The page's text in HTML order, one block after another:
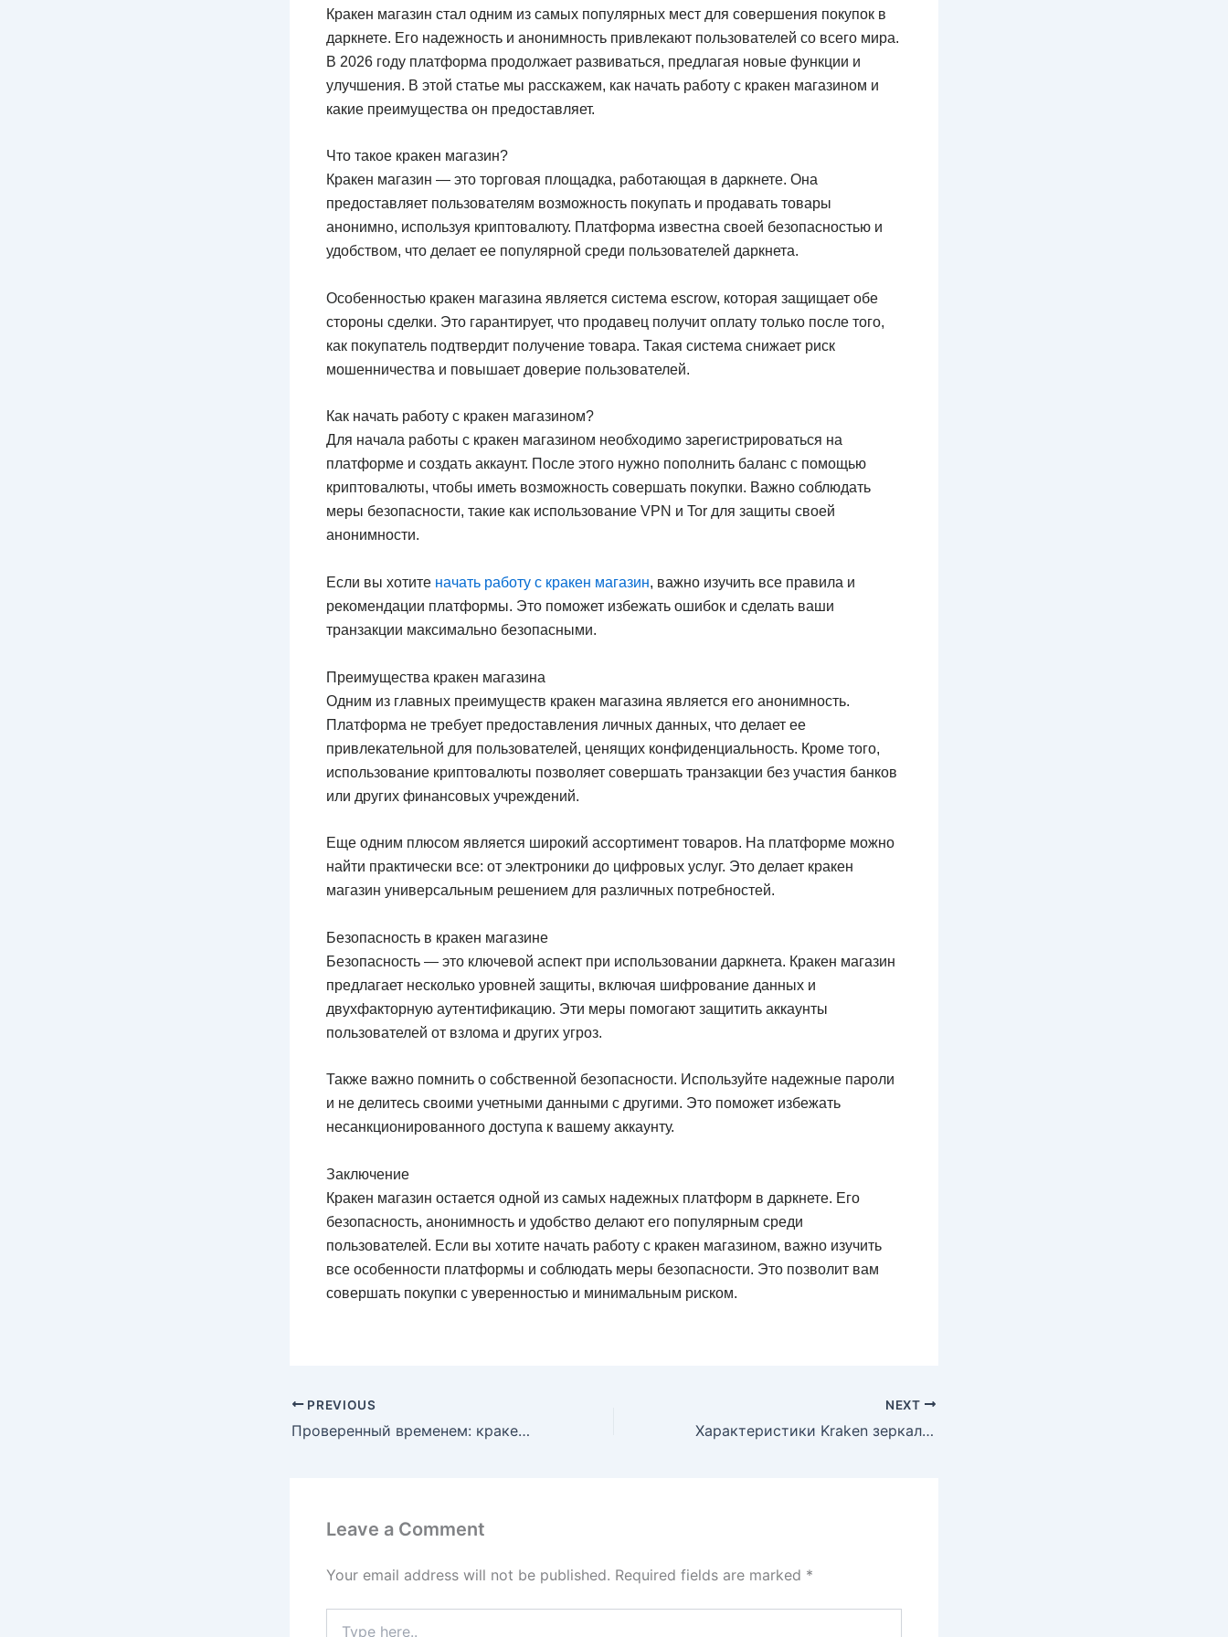
Кракен магазин стал одним из самых популярных мест для совершения покупок в
даркнете. Его надежность и анонимность привлекают пользователей со всего мира.
В 2026 году платформа продолжает развиваться, предлагая новые функции и
улучшения. В этой статье мы расскажем, как начать работу с кракен магазином и
какие преимущества он предоставляет.
Что такое кракен магазин?
Кракен магазин — это торговая площадка, работающая в даркнете. Она
предоставляет пользователям возможность покупать и продавать товары
анонимно, используя криптовалюту. Платформа известна своей безопасностью и
удобством, что делает ее популярной среди пользователей даркнета.
Особенностью кракен магазина является система escrow, которая защищает обе
стороны сделки. Это гарантирует, что продавец получит оплату только после того,
как покупатель подтвердит получение товара. Такая система снижает риск
мошенничества и повышает доверие пользователей.
Как начать работу с кракен магазином?
Для начала работы с кракен магазином необходимо зарегистрироваться на
платформе и создать аккаунт. После этого нужно пополнить баланс с помощью
криптовалюты, чтобы иметь возможность совершать покупки. Важно соблюдать
меры безопасности, такие как использование VPN и Tor для защиты своей
анонимности.
Если вы хотите начать работу с кракен магазин, важно изучить все правила и
рекомендации платформы. Это поможет избежать ошибок и сделать ваши
транзакции максимально безопасными.
Преимущества кракен магазина
Одним из главных преимуществ кракен магазина является его анонимность.
Платформа не требует предоставления личных данных, что делает ее
привлекательной для пользователей, ценящих конфиденциальность. Кроме того,
использование криптовалюты позволяет совершать транзакции без участия банков
или других финансовых учреждений.
Еще одним плюсом является широкий ассортимент товаров. На платформе можно
найти практически все: от электроники до цифровых услуг. Это делает кракен
магазин универсальным решением для различных потребностей.
Безопасность в кракен магазине
Безопасность — это ключевой аспект при использовании даркнета. Кракен магазин
предлагает несколько уровней защиты, включая шифрование данных и
двухфакторную аутентификацию. Эти меры помогают защитить аккаунты
пользователей от взлома и других угроз.
Также важно помнить о собственной безопасности. Используйте надежные пароли
и не делитесь своими учетными данными с другими. Это поможет избежать
несанкционированного доступа к вашему аккаунту.
Заключение
Кракен магазин остается одной из самых надежных платформ в даркнете. Его
безопасность, анонимность и удобство делают его популярным среди
пользователей. Если вы хотите начать работу с кракен магазином, важно изучить
все особенности платформы и соблюдать меры безопасности. Это позволит вам
совершать покупки с уверенностью и минимальным риском.
PREVIOUS
Проверенный временем: кракен сайт наркотиков
NEXT
Характеристики Kraken зеркала: как зайти на платформу в 2026 году
Leave a Comment
Your email address will not be published. Required fields are marked *